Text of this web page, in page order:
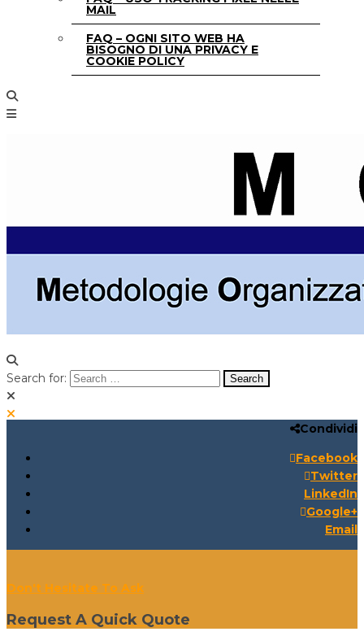
MAIL
FAQ – OGNI SITO WEB HA
BISOGNO DI UNA PRIVACY E
COOKIE POLICY
Search for:
Condividi
Facebook
Twitter
LinkedIn
Google+
Email
Don't Hesitate To Ask
Request A Quick Quote